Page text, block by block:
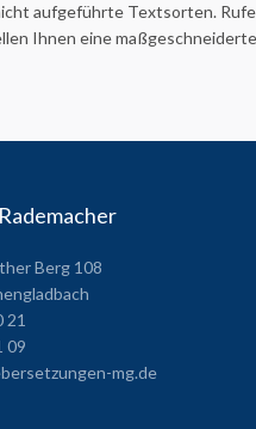
aufgeführte Textsorten.
Ihnen eine
Berg 108
21
09
mg.de